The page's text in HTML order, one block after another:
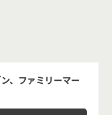
、ファミリーマー